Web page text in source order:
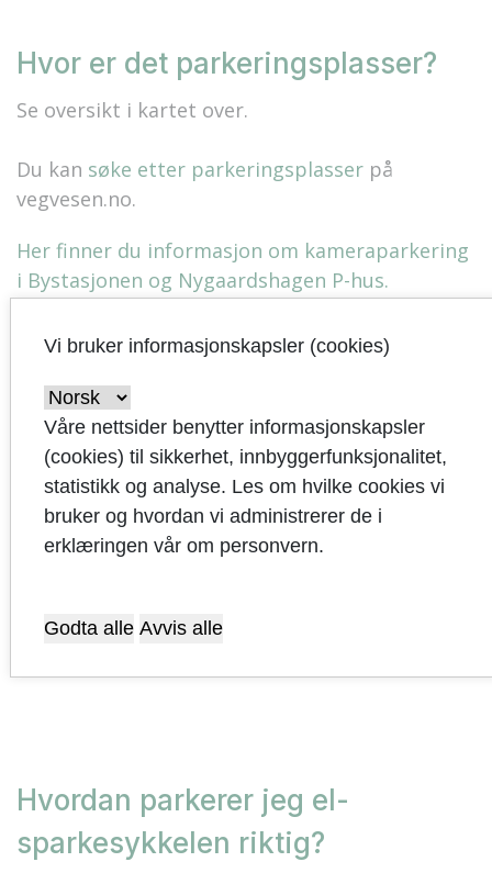
Hvor er det parkeringsplasser?
Se oversikt i kartet over.
Du kan søke etter parkeringsplasser på
vegvesen.no.
Her finner du informasjon om kameraparkering
i Bystasjonen og Nygaardshagen P-hus.
Hvor kan jeg parkere bobil?
Sandnes kommune har en egenbobilparkering i
sentrum.
Hvor kan jeg lade elbilen min?
Hvordan parkerer jeg el-
sparkesykkelen riktig?
Vi bruker informasjonskapsler (cookies)
Våre nettsider benytter informasjonskapsler
(cookies) til sikkerhet, innbyggerfunksjonalitet,
statistikk og analyse. Les om hvilke cookies vi
bruker og hvordan vi administrerer de i
erklæringen vår om personvern.
Godta alle Avvis alle